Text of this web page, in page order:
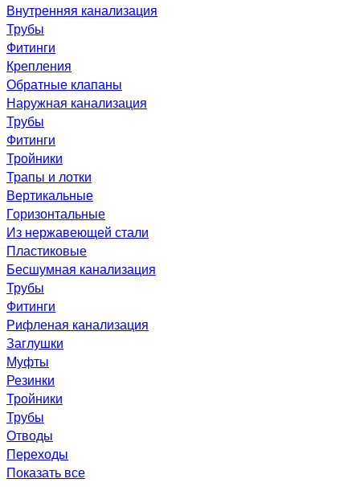
Внутренняя канализация
Трубы
Фитинги
Крепления
Обратные клапаны
Наружная канализация
Трубы
Фитинги
Тройники
Трапы и лотки
Вертикальные
Горизонтальные
Из нержавеющей стали
Пластиковые
Бесшумная канализация
Трубы
Фитинги
Рифленая канализация
Заглушки
Муфты
Резинки
Тройники
Трубы
Отводы
Переходы
Показать все